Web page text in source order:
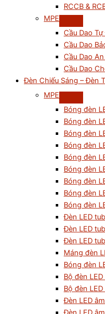
RCCB &
MPE
Cầu Dao
Cầu Dao
Cầu Dao
Cầu Dao
Đèn Chiếu Sáng – Đèn
MPE
Bóng đèn
Bóng đèn
Bóng đèn
Bóng đèn
Bóng đèn
Bóng đèn
Bóng đèn
Bóng đèn
Bóng đèn
Đèn LED
Đèn LED
Đèn LED
Máng đèn
Bóng đèn
Bộ đèn
Bộ đèn
Đèn LED